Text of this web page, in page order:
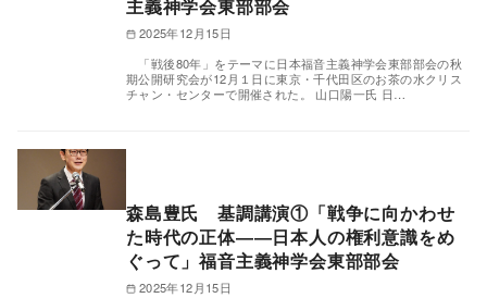
主義神学会東部部会
2025年12月15日
「戦後80年」をテーマに日本福音主義神学会東部部会の秋
期公開研究会が12月１日に東京・千代田区のお茶の水クリス
チャン・センターで開催された。 山口陽一氏 日…
森島豊氏 基調講演①「戦争に向かわせ
た時代の正体――日本人の権利意識をめ
ぐって」福音主義神学会東部部会
2025年12月15日